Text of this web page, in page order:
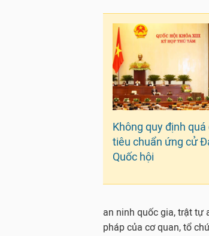
Không quy định
tiêu chuẩn ứng cử
Quốc hội
an ninh quốc gia, trật tự
pháp của cơ quan, tổ